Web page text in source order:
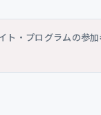
・プログラムの参